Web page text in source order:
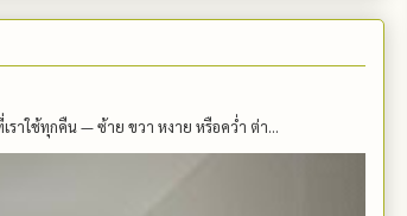
าใช้ทุกคืน — ซ้าย ขวา หงาย หรือคว่ำ ต่า...